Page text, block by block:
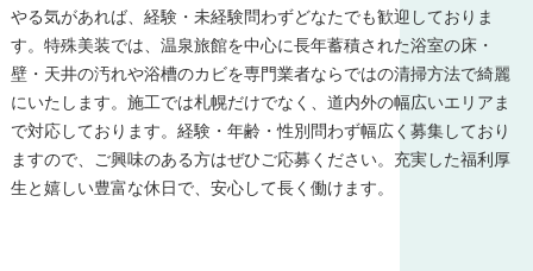
やる気があれば、経験・未経験問わずどなたでも歓迎しておりま
す。特殊美装では、温泉旅館を中心に長年蓄積された浴室の床・
壁・天井の汚れや浴槽のカビを専門業者ならではの清掃方法で綺麗
にいたします。施工では札幌だけでなく、道内外の幅広いエリアま
で対応しております。経験・年齢・性別問わず幅広く募集しており
ますので、ご興味のある方はぜひご応募ください。充実した福利厚
生と嬉しい豊富な休日で、安心して長く働けます。